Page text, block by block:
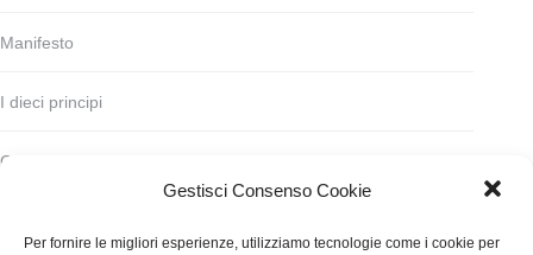
Gestisci Consenso Cookie
Per fornire le migliori esperienze, utilizziamo tecnologie come i cookie per
Manifesto
I dieci principi
Codice deontologico